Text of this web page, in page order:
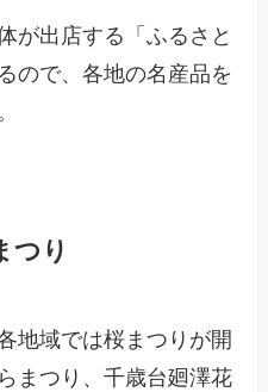
が出店する「ふるさと
ので、各地の名産品を
つり
地域では桜まつりが開
まつり、千歳台廻澤花